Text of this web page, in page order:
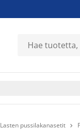
Lasten pussilakanasetit 